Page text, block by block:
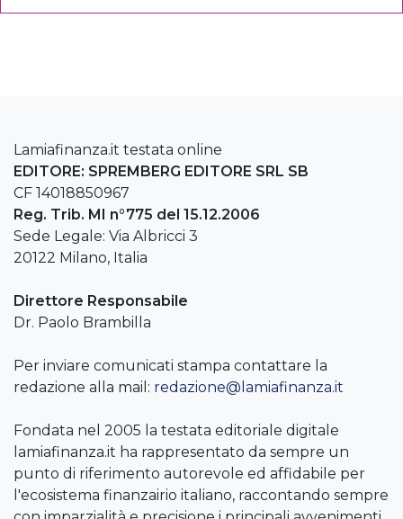
Lamiafinanza.it testata online
EDITORE: SPREMBERG EDITORE SRL SB
CF 14018850967
Reg. Trib. MI n°775 del 15.12.2006
Sede Legale: Via Albricci 3
20122 Milano, Italia
Direttore Responsabile
Dr. Paolo Brambilla
Per inviare comunicati stampa contattare la
redazione alla mail: redazione@lamiafinanza.it
Fondata nel 2005 la testata editoriale digitale
lamiafinanza.it ha rappresentato da sempre un
punto di riferimento autorevole ed affidabile per
l'ecosistema finanzairio italiano, raccontando sempre